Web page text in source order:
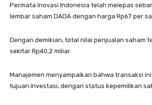
Permata Inovasi Indonesia telah melepas
lembar saham DADA dengan harga Rp67 per
Dengan demikian, total nilai penjualan saham
sekitar Rp40,2 miliar.
Manajemen menyampaikan bahwa transaksi
tujuan investasi, dengan status kepemilikan